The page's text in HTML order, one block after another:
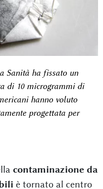
Sanità ha fissato un
di 10 microgrammi di
hanno voluto
progettata per
contaminazione da
è tornato al centro